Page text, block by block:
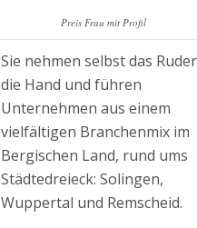
Preis Frau mit Profil
Sie nehmen selbst das
die Hand und führen
Unternehmen aus einem
vielfältigen Branchenmix im
Bergischen Land, rund ums
Städtedreieck: Solingen,
Wuppertal und Remscheid.